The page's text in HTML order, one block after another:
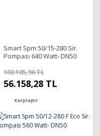
Smart Spm 50/15-280 Sir.
Pompası 640 Watt- DN50
102.105,96 TL
56.158,28 TL
Karşılaştır